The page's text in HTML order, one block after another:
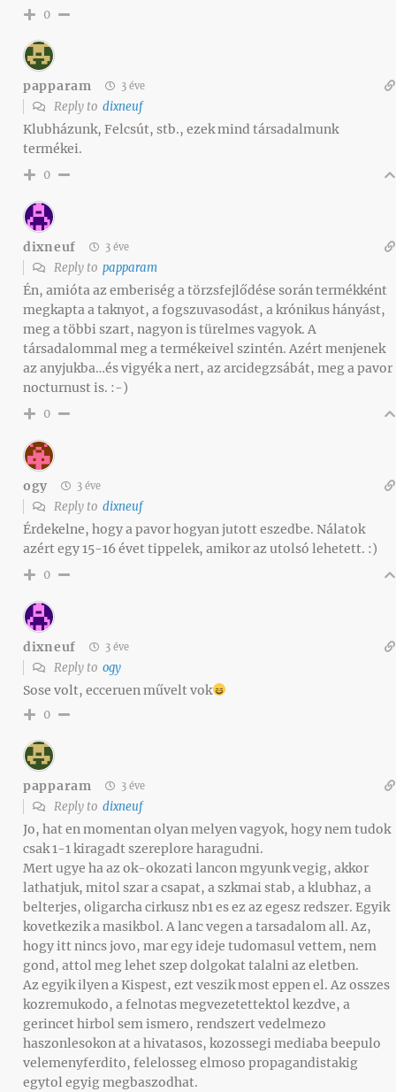
0
papparam 3 éve
Reply to dixneuf
Klubházunk, Felcsút, stb., ezek mind társadalmunk
termékei.
0
dixneuf 3 éve
Reply to papparam
Én, amióta az emberiség a törzsfejlődése során termékként
megkapta a taknyot, a fogszuvasodást, a krónikus hányást,
meg a többi szart, nagyon is türelmes vagyok. A
társadalommal meg a termékeivel szintén. Azért menjenek
az anyjukba…és vigyék a nert, az arcidegzsábát, meg a pavor
nocturnust is. :-)
0
ogy 3 éve
Reply to dixneuf
Érdekelne, hogy a pavor hogyan jutott eszedbe. Nálatok
azért egy 15-16 évet tippelek, amikor az utolsó lehetett. :)
0
dixneuf 3 éve
Reply to ogy
Sose volt, ecceruen művelt vok
0
papparam 3 éve
Reply to dixneuf
Jo, hat en momentan olyan melyen vagyok, hogy nem tudok
csak 1-1 kiragadt szereplore haragudni.
Mert ugye ha az ok-okozati lancon mgyunk vegig, akkor
lathatjuk, mitol szar a csapat, a szkmai stab, a klubhaz, a
belterjes, oligarcha cirkusz nb1 es ez az egesz redszer. Egyik
kovetkezik a masikbol. A lanc vegen a tarsadalom all. Az,
hogy itt nincs jovo, mar egy ideje tudomasul vettem, nem
gond, attol meg lehet szep dolgokat talalni az eletben.
Az egyik ilyen a Kispest, ezt veszik most eppen el. Az osszes
kozremukodo, a felnotas megvezetettektol kezdve, a
gerincet hirbol sem ismero, rendszert vedelmezo
haszonlesokon at a hivatasos, kozossegi mediaba beepulo
velemenyferdito, felelosseg elmoso propagandistakig
egytol egyig megbaszodhat.